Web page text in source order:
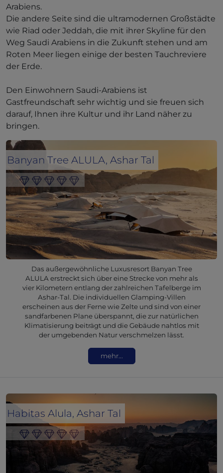
Arabiens.
Die andere Seite sind die ultramodernen Großstädte
wie Riad oder Jeddah, die mit ihrer Skyline für den
Weg Saudi Arabiens in die Zukunft stehen und am
Roten Meer liegen einige der besten Tauchreviere
der Erde.
Den Einwohnern Saudi-Arabiens ist
Gastfreundschaft sehr wichtig und sie freuen sich
darauf, Ihnen ihre Kultur und ihr Land näher zu
bringen.
Banyan Tree ALULA, Ashar Tal
Das außergewöhnliche Luxusresort Banyan Tree
ALULA erstreckt sich über eine Strecke von mehr als
vier Kilometern entlang der zahlreichen Tafelberge im
Ashar-Tal. Die individuellen Glamping-Villen
erscheinen aus der Ferne wie Zelte und sind von einer
sandfarbenen Plane überspannt, die zur natürlichen
Klimatisierung beiträgt und die Gebäude nahtlos mit
der umgebenden Natur verschmelzen lässt.
mehr...
Habitas Alula, Ashar Tal